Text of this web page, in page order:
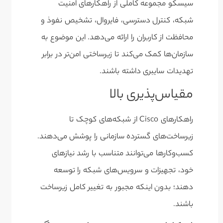
سیسکو مجموعه کاملی از راهکارهای امنیت
شبکه، کنترل دسترسی، فایروال، تشخیص نفوذ و
محافظت از کاربران را ارائه می‌دهد. این موضوع به
سازمان‌ها کمک می‌کند تا زیرساختی امن‌تر در برابر
تهدیدات سایبری داشته باشند.
مقیاس‌پذیری بالا
راهکارهای Cisco از شبکه‌های کوچک تا
زیرساخت‌های گسترده سازمانی را پوشش می‌دهند.
کسب‌وکارها می‌توانند متناسب با رشد نیازهای
خود، تجهیزات و سرویس‌های شبکه را توسعه
دهند؛ بدون اینکه مجبور به تغییر کامل زیرساخت
باشند.